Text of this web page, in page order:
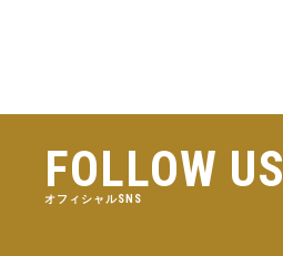
FOLLOW US
オフィシャルSNS